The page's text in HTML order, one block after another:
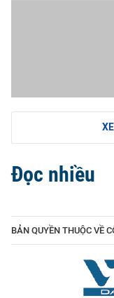
Đọc nhiều
BẢN QUYỀN THUỘC VỀ